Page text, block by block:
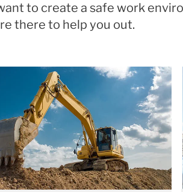
to create a safe work
there to help you out.